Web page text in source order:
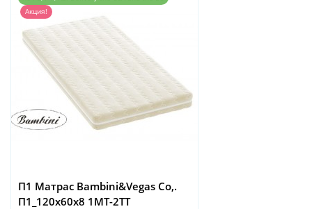
Акция!
П1 Матрас Bambini&Vegas Co,.
П1_120х60х8 1МТ-2ТТ